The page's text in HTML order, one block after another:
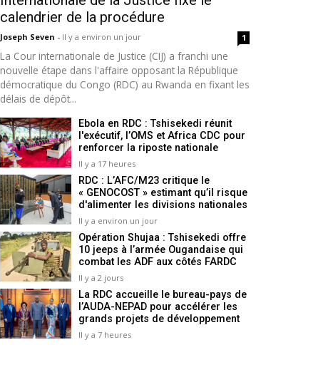
calendrier de la procédure
Joseph Seven - Il y a environ un jour 1
La Cour internationale de Justice (CIJ) a franchi une
nouvelle étape dans l'affaire opposant la République
démocratique du Congo (RDC) au Rwanda en fixant les
délais de dépôt...
Ebola en RDC : Tshisekedi réunit
l'exécutif, l’OMS et Africa CDC pour
renforcer la riposte nationale
Il y a 17 heures
RDC : L’AFC/M23 critique le
« GENOCOST » estimant qu’il risque
d'alimenter les divisions nationales
Il y a environ un jour
Opération Shujaa : Tshisekedi offre
10 jeeps à l’armée Ougandaise qui
combat les ADF aux côtés FARDC
Il y a 2 jours
La RDC accueille le bureau-pays de
l’AUDA-NEPAD pour accélérer les
grands projets de développement
Il y a 7 heures